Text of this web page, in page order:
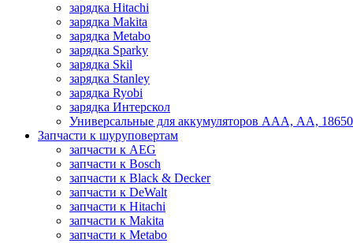
зарядка Hitachi
зарядка Makita
зарядка Metabo
зарядка Sparky
зарядка Skil
зарядка Stanley
зарядка Ryobi
зарядка Интерскол
Универсальные для аккумуляторов ААА, АА,
Запчасти к шуруповертам
запчасти к AEG
запчасти к Bosch
запчасти к Black & Decker
запчасти к DeWalt
запчасти к Hitachi
запчасти к Makita
запчасти к Metabo